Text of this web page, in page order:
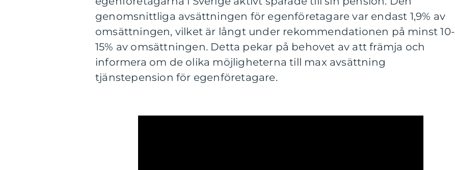
genomsnittliga avsättningen för egenföretagare var endast 1,9% av
omsättningen, vilket är långt under rekommendationen på minst 10-
15% av omsättningen. Detta pekar på behovet av att främja och
informera om de olika möjligheterna till max avsättning
tjänstepension för egenföretagare.